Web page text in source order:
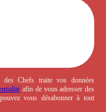
des Chefs traite vos données
afin de vous adresser des
vous désabonner à tout